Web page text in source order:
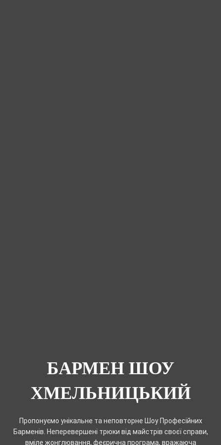
БАРМЕН ШОУ
ХМЕЛЬНИЦЬКИЙ
Пропонуємо унікальне та неповторне Шоу Професійних
Барменів. Неперевершені трюки від майстрів своєї справи,
вміле жонглювання, феєрична програма, вражаюча